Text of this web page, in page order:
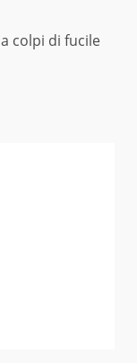
colpi di fucile